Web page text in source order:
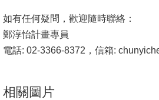
館
回
頁
如有任何疑問，歡迎隨時聯絡：
鄭淳怡計畫專員
電話: 02-3366-8372，信箱:
相關圖片